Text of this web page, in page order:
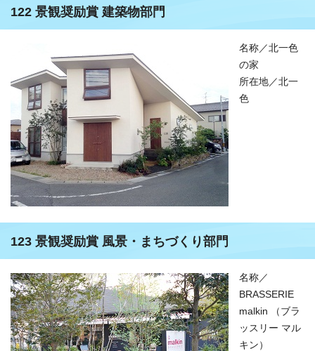
122 景観奨励賞 建築物部門
名称／北一色
の家
所在地／北一
色
123 景観奨励賞 風景・まちづくり部門
名称／
BRASSERIE
malkin （ブラ
ッスリー マル
キン）